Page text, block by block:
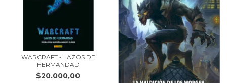
WARCRAFT - LAZOS DE
HERMANDAD
$20.000,00